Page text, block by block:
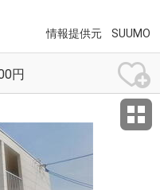
情報提供元 SUUMO
円